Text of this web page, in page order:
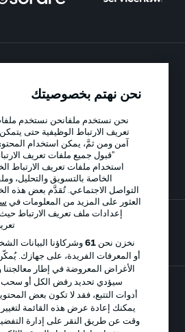
إدارة التفضيلات بيان الخصوصية
شروط الاستخدام الوظائف
جهة النشر تواصل معنا
© 2026 Bundesliga-Gruppe GmbH
نحن نهتم بخصوصيتك
نحن نستخدم ملفانحن نستخدم ملفات
تعريف الارتباط الوظيفية حتى يتمكن
آمن ومن ثمَّ، يمكن استخدام المحتوى
"قبول جميع ملفات تعريف الارتباط"،
استخدام ملفات تعريف الارتباط الخاصة
الخاصة بالتسويق والتحليل،
التواصل الاجتماعي. تُقدَّم بعض هذه
العثور على المزيد من المعلومات في
إعدادات ملف تعريف الارتباط حيث
تعريف
نخزن نحن61وشركاؤنا البيانات
أو المعرفات الفريدة، على جهازك. يُمكّن
الأغراض المعروضة في إطار معالجتنا
سيؤدي تحديد رفض الكل أو سحب
أدوات التتبع، فقد لا تكون بعض المحتويات
يمكنك إعادة عرض هذه القائمة لتغيير
وقت عن طريق النقر على إدارة